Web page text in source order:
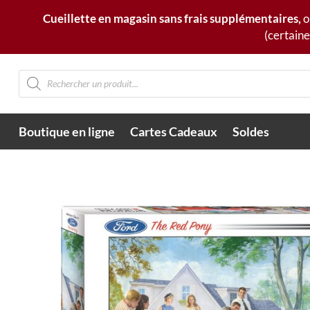
Cueillette en magasin sans frais supplémentaires,
Recherche
de
produits
Boutique en ligne Cartes Cadeaux Soldes